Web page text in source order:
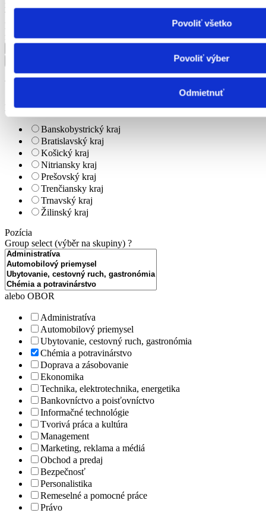
Povoliť všetko
Povoliť výber
Odmietnuť
Výhody
KĽÚČOVÉ SLOVO
firma
Upresniť výsledok
Lokalita
Banskobystrický kraj
Bratislavský kraj
Košický kraj
Nitriansky kraj
Prešovský kraj
Trenčiansky kraj
Trnavský kraj
Žilinský kraj
Pozícia
Group select (výběr na skupiny) ?
alebo OBOR
Administratíva
Automobilový priemysel
Ubytovanie, cestovný ruch, gastronómia
Chémia a potravinárstvo
Doprava a zásobovanie
Ekonomika
Technika, elektrotechnika, energetika
Bankovníctvo a poisťovníctvo
Informačné technológie
Tvorivá práca a kultúra
Management
Marketing, reklama a médiá
Obchod a predaj
Bezpečnosť
Personalistika
Remeselné a pomocné práce
Právo